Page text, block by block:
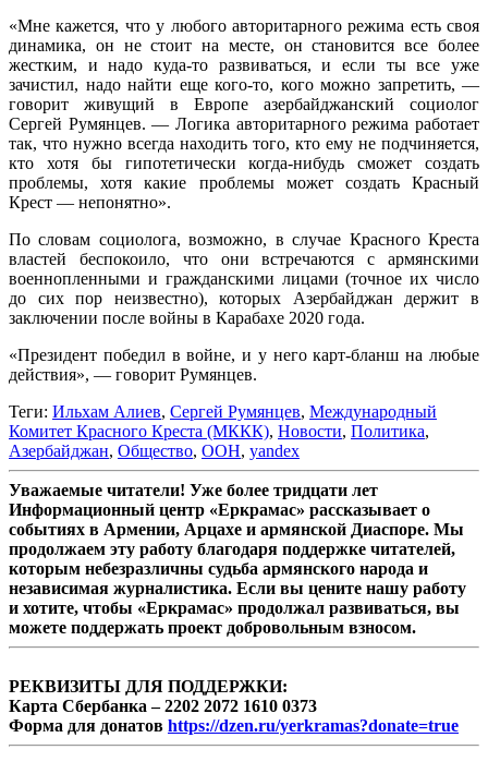
«Мне кажется, что у любого авторитарного режима есть своя
динамика, он не стоит на месте, он становится все более
жестким, и надо куда-то развиваться, и если ты все уже
зачистил, надо найти еще кого-то, кого можно запретить, —
говорит живущий в Европе азербайджанский социолог
Сергей Румянцев. — Логика авторитарного режима работает
так, что нужно всегда находить того, кто ему не подчиняется,
кто хотя бы гипотетически когда-нибудь сможет создать
проблемы, хотя какие проблемы может создать Красный
Крест — непонятно».
По словам социолога, возможно, в случае Красного Креста
властей беспокоило, что они встречаются с армянскими
военнопленными и гражданскими лицами (точное их число
до сих пор неизвестно), которых Азербайджан держит в
заключении после войны в Карабахе 2020 года.
«Президент победил в войне, и у него карт-бланш на любые
действия», — говорит Румянцев.
Теги: Ильхам Алиев, Сергей Румянцев, Международный
Комитет Красного Креста (МККК), Новости, Политика,
Азербайджан, Общество, ООН, yandex
Уважаемые читатели! Уже более тридцати лет
Информационный центр «Еркрамас» рассказывает о
событиях в Армении, Арцахе и армянской Диаспоре. Мы
продолжаем эту работу благодаря поддержке читателей,
которым небезразличны судьба армянского народа и
независимая журналистика. Если вы цените нашу работу
и хотите, чтобы «Еркрамас» продолжал развиваться, вы
можете поддержать проект добровольным взносом.
РЕКВИЗИТЫ ДЛЯ ПОДДЕРЖКИ:
Карта Сбербанка – 2202 2072 1610 0373
Форма для донатов https://dzen.ru/yerkramas?donate=true